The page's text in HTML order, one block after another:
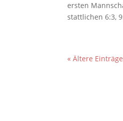
ersten
stattlichen 6:3,
« Ältere Einträge